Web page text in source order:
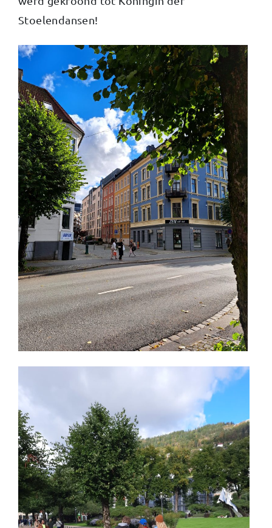
Stoelendansen!